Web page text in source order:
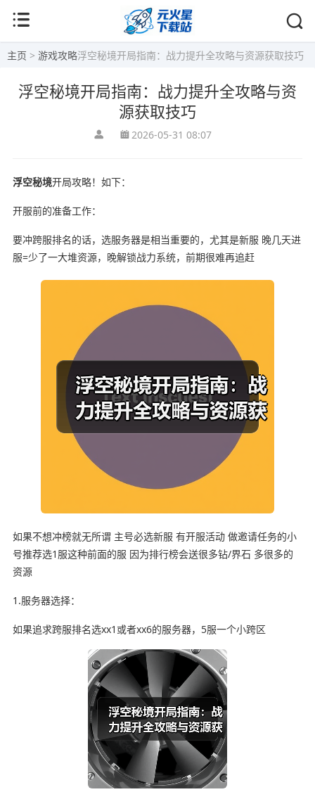
主页 > 游戏攻略浮空秘境开局指南：战力提升全攻略与资源获取技巧
浮空秘境开局指南：战力提升全攻略与资
源获取技巧
2026-05-31 08:07
浮空秘境开局攻略！如下：
开服前的准备工作：
要冲跨服排名的话，选服务器是相当重要的，尤其是新服 晚几天进
服=少了一大堆资源，晚解锁战力系统，前期很难再追赶
如果不想冲榜就无所谓 主号必选新服 有开服活动 做邀请任务的小
号推荐选1服这种前面的服 因为排行榜会送很多钻/界石 多很多的
资源
1.服务器选择：
如果追求跨服排名选xx1或者xx6的服务器，5服一个小跨区